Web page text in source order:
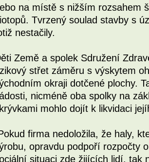
na místě s nižším rozsahem
Tvrzený soulad stavby s
nestačily.
Země a spolek Sdružení
střet záměru s výskytem
okraji dotčené plochy.
nicméně oba spolky na
mohlo dojít k likvidaci
firma nedoložila, že haly,
opravdu podpoří rozpočty
situaci zde žijících lidí, tak